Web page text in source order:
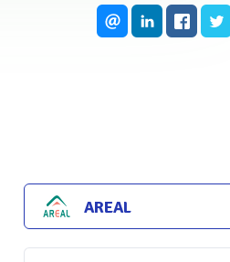
dans de nombreux
désormais les boues, les
toujours sensibles aux
AREAL